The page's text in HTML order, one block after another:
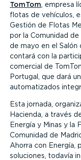
TomTom , empresa
flotas de vehículos,
Gestión de Flotas
por la Comunidad
de mayo en el
contará con la
comercial de
Portugal, que dará
automatizados
Esta jornada,
Hacienda, a través
Energía y Minas y la
Comunidad de
Ahorra con Energía,
soluciones, todavía